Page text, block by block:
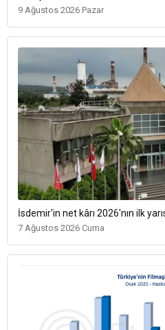
9 Ağustos 2026 Pazar
İsdemir'in net kârı 2026'nın ilk
7 Ağustos 2026 Cuma